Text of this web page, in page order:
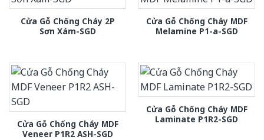
Cửa Gỗ Chống Cháy 2P
Sơn Xám-SGD
Cửa Gỗ Chống Cháy MDF
Melamine P1-a-SGD
Cửa Gỗ Chống Cháy MDF
Veneer P1R2 ASH-SGD
Cửa Gỗ Chống Cháy MDF
Laminate P1R2-SGD